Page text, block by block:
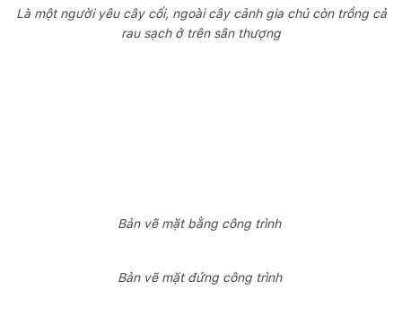
Là một người yêu cây cối, ngoài cây cảnh gia chủ còn trồng cả
rau sạch ở trên sân thượng
Bản vẽ mặt bằng công trình
Bản vẽ mặt đứng công trình